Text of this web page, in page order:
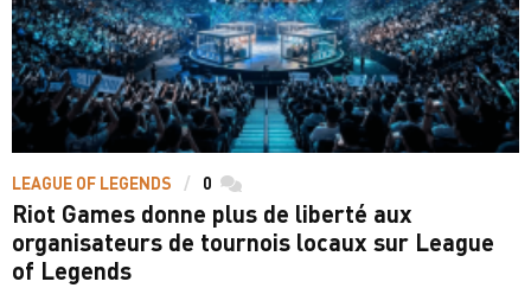
LEAGUE OF LEGENDS 0 commentaires
Riot Games donne plus de liberté aux
organisateurs de tournois locaux sur League
of Legends